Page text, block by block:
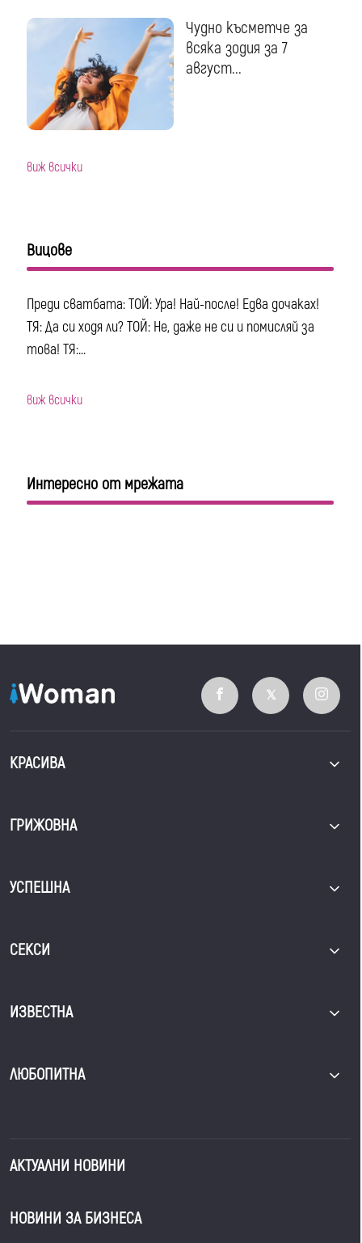
Чудно късметче за
всяка зодия за 7
август...
виж всички
Вицове
Преди сватбата: ТОЙ: Ура! Най-после! Едва дочаках!
ТЯ: Да си ходя ли? ТОЙ: Не, даже не си и помисляй за
това! ТЯ:...
виж всички
Интересно от мрежата
КРАСИВА
ГРИЖОВНА
УСПЕШНА
СЕКСИ
ИЗВЕСТНА
ЛЮБОПИТНА
АКТУАЛНИ НОВИНИ
НОВИНИ ЗА БИЗНЕСА